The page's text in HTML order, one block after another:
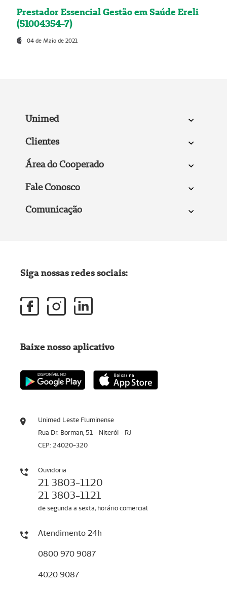
Prestador Essencial Gestão em Saúde Ereli
(51004354-7)
04 de Maio de 2021
Unimed
Clientes
Área do Cooperado
Fale Conosco
Comunicação
Unimed Leste Fluminense
Rua Dr. Borman, 51 - Niterói - RJ
CEP: 24020-320
Ouvidoria
21 3803-1120
21 3803-1121
de segunda a sexta, horário comercial
Atendimento 24h
0800 970 9087
4020 9087
Siga nossas redes sociais:
Baixe nosso aplicativo